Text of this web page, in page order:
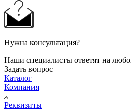
Нужна консультация?
Наши специалисты ответят на
Задать вопрос
Каталог
Компания
Реквизиты